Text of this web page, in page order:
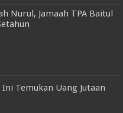
Nurul, Jamaah TPA Baitul
Temukan Uang Jutaan